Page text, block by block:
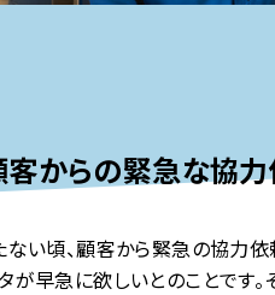
客からの緊急な協
い頃、顧客から緊急の協力
が早急に欲しいとのことです